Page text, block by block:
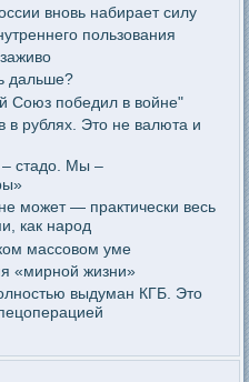
вновь набирает силу
пользования
дальше?
Союз победил в войне"
в рублях. Это не валюта и
– стадо. Мы –
может — практически весь
как народ
массовом уме
«мирной жизни»
выдуман КГБ. Это